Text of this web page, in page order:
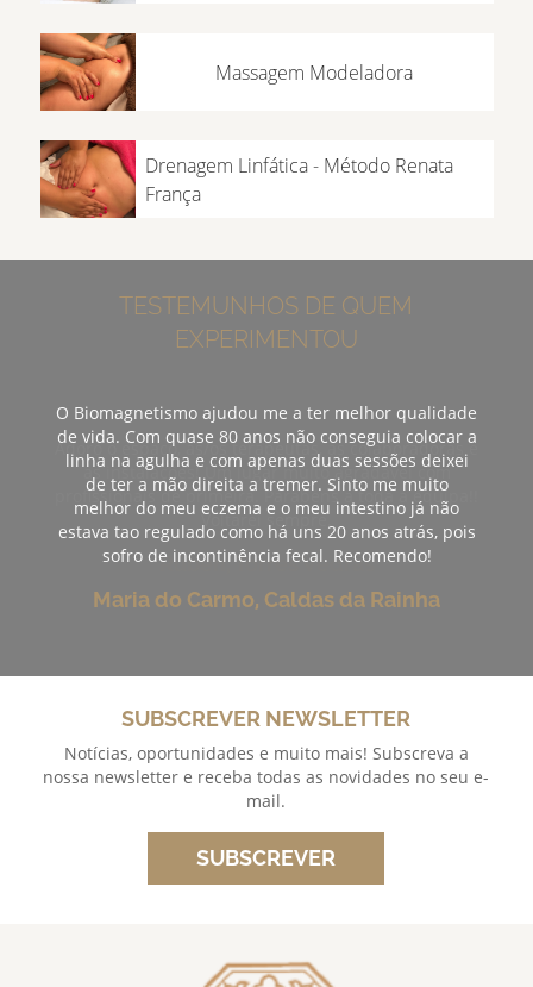
Massagem Modeladora
Drenagem Linfática - Método Renata
França
TESTEMUNHOS DE QUEM
EXPERIMENTOU
O Biomagnetismo ajudou me a ter melhor qualidade
de vida. Com quase 80 anos não conseguia colocar a
linha na agulha e com apenas duas sessões deixei
de ter a mão direita a tremer. Sinto me muito
melhor do meu eczema e o meu intestino já não
estava tao regulado como há uns 20 anos atrás, pois
sofro de incontinência fecal. Recomendo!
Maria do Carmo, Caldas da Rainha
SUBSCREVER NEWSLETTER
Notícias, oportunidades e muito mais! Subscreva a
nossa newsletter e receba todas as novidades no seu e-
mail.
SUBSCREVER